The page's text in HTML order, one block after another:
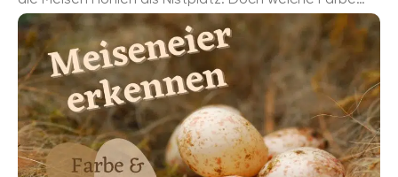
haben die Meiseneier?